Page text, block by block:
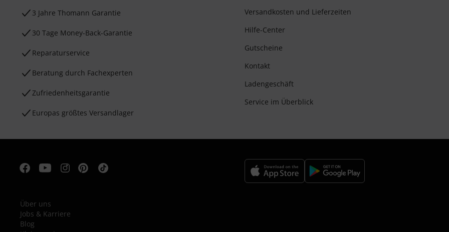
3 Jahre Thomann Garantie
30 Tage Money-Back-Garantie
Reparaturservice
Beratung durch Fachexperten
Zufriedenheitsgarantie
Europas größtes Versandlager
Versandkosten und Lieferzeiten
Hilfe-Center
Gutscheine
Kontakt
Ladengeschäft
Service im Überblick
Über uns
Jobs & Karriere
Blog